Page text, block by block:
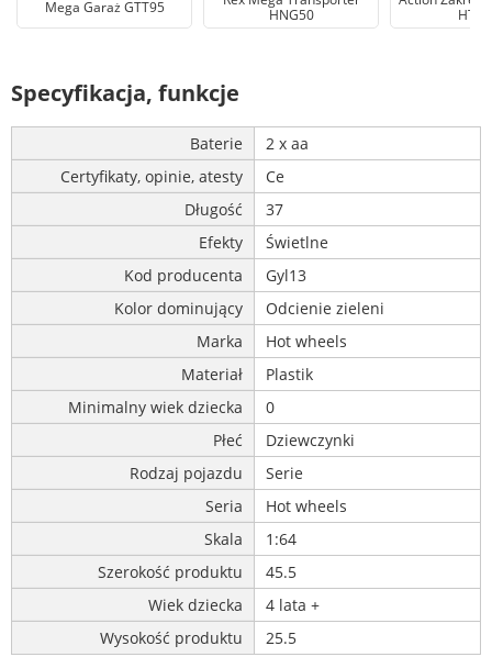
Mega Garaż GTT95
HNG50
Specyfikacja, funkcje
Baterie
2 x aa
Certyfikaty, opinie, atesty
Ce
Długość
37
Efekty
Świetlne
Kod producenta
Gyl13
Kolor dominujący
Odcienie zieleni
Marka
Hot wheels
Materiał
Plastik
Minimalny wiek dziecka
0
Płeć
Dziewczynki
Rodzaj pojazdu
Serie
Seria
Hot wheels
Skala
1:64
Szerokość produktu
45.5
Wiek dziecka
4 lata +
Wysokość produktu
25.5